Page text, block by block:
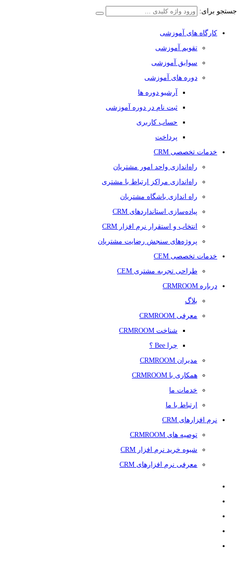
جستجو برای:
کارگاه های آموزشی
تقویم آموزشی
سوابق آموزشی
دوره های آموزشی
آرشیو دوره ها
ثبت نام در دوره آموزشی
حساب کاربری
پرداخت
خدمات تخصصی CRM
راه‌اندازی واحد امور مشتریان
راه‌اندازی مراکز ارتباط با مشتری
راه اندازی باشگاه مشتریان
پیاده‌سازی استانداردهای CRM
انتخاب و استقرار نرم افزار CRM
پروژه‌های سنجش رضایت مشتریان
خدمات تخصصی CEM
طراحی تجربه مشتری CEM
درباره CRMROOM
بلاگ
معرفی CRMROOM
شناخت CRMROOM
چرا Bee ؟
مدیران CRMROOM
همکاری با CRMROOM
خدمات ما
ارتباط با ما
نرم افزارهای CRM
توصیه های CRMROOM
شیوه خرید نرم افزار CRM
معرفی نرم افزارهای CRM